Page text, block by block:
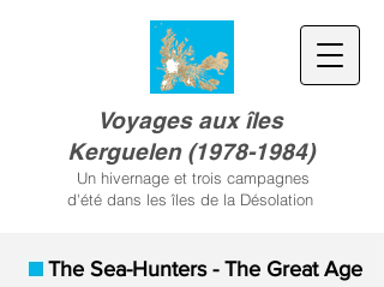
Voyages aux îles
Kerguelen (1978-1984)
Un hivernage et trois campagnes
d'été dans les îles de la Désolation
The Sea-Hunters - The Great Age